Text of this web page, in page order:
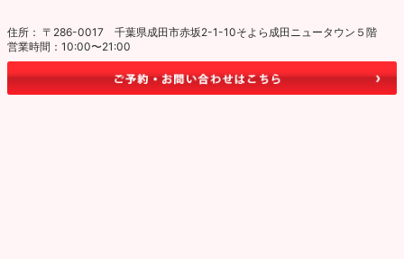
住所： 〒286-0017 千葉県成田市赤坂2-1-10そよら成田ニュータウン５階
営業時間：10:00〜21:00